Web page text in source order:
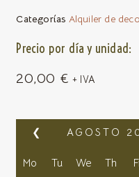
Categorías Alquiler de
Precio por día y unidad:
20,00 € + IVA
❮ AGOSTO
Mo Tu We Th